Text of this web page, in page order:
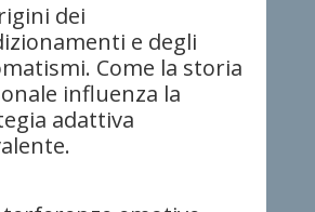
dei
e degli
Come la storia
influenza la
adattiva